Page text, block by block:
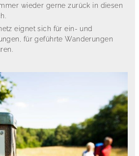
wieder gerne zurück in diesen
eignet sich für ein- und
für geführte Wanderungen